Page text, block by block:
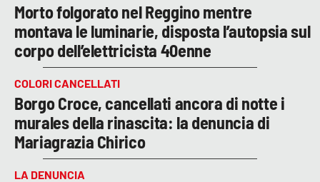
Morto folgorato nel Reggino mentre
montava le luminarie, disposta l’autopsia sul
corpo dell’elettricista 40enne
COLORI CANCELLATI
Borgo Croce, cancellati ancora di notte i
murales della rinascita: la denuncia di
Mariagrazia Chirico
LA DENUNCIA